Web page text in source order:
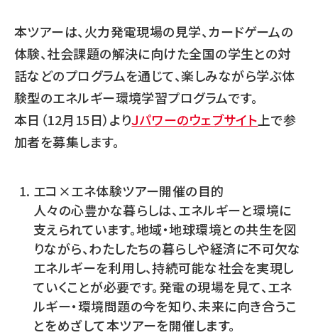
本ツアーは、火力発電現場の見学、カードゲームの
体験、社会課題の解決に向けた全国の学生との対
話などのプログラムを通じて、楽しみながら学ぶ体
験型のエネルギー環境学習プログラムです。
本日（12月15日）よりＪパワーのウェブサイト 上で参
加者を募集します。
エコ×エネ体験ツアー開催の目的
人々の心豊かな暮らしは、エネルギーと環境に
支えられています。地域・地球環境との共生を図
りながら、わたしたちの暮らしや経済に不可欠な
エネルギーを利用し、持続可能な社会を実現し
ていくことが必要です。発電の現場を見て、エネ
ルギー・環境問題の今を知り、未来に向き合うこ
とをめざして本ツアーを開催します。